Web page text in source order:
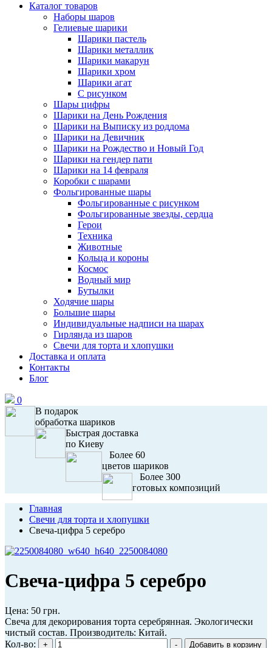
Каталог товаров
Наборы шаров
Гелиевые шарики
Шарики пастель
Шарики металлик
Шарики макарун
Шарики хром
Шарики агат
С рисунком
Шары цифры
Шарики на День Рождения
Шарики на Выписку из роддома
Шарики на Девичник
Шарики на Рождество и Новый Год
Шарики на гендер пати
Шарики на 14 февраля
Коробки с шарами
Фольгированные шары
Фольгированные с рисунком
Фольгированные звезды, сердца
Герои
Техника
Животные
Кольца и короны
Космос
Водный мир
Бутылки
Ходячие шары
Большие шары
Индивидуальные надписи на шарах
Гирлянда из шаров
Свечи для торта и хлопушки
Доставка и оплата
Контакты
Блог
0
В подарок
обработка шариков
Быстрая доставка
по Киеву
Более 60
цветов шариков
Более 300
готовых композиций
Главная
Свечи для торта и хлопушки
Свеча-цифра 5 серебро
Свеча-цифра 5 серебро
Цена: 50 грн.
Свеча для декорирования торта серебрянная. Экологически
чистый состав. Производитель: Китай.
Кол-во: